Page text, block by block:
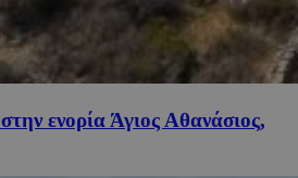
ενορία Άγιος Αθανάσιος,